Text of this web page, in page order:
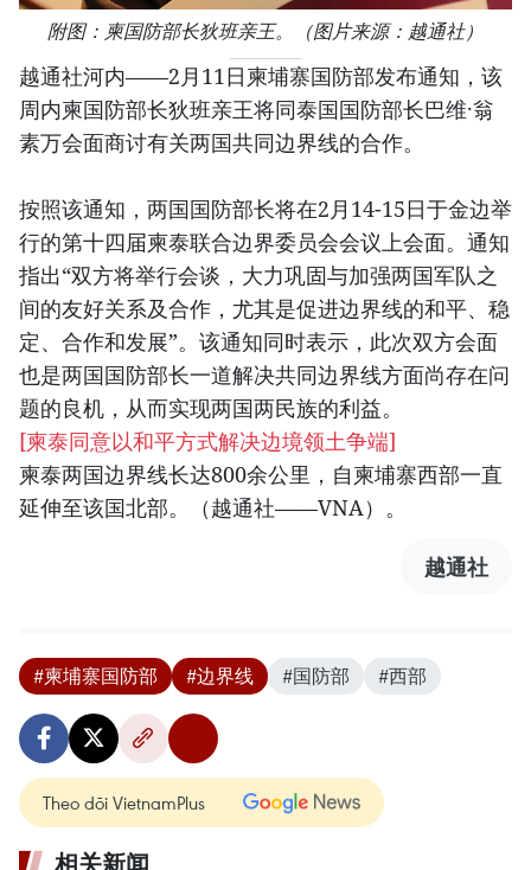
附图：柬国防部长狄班亲王。（图片来源：越通社）
越通社河内——2月11日柬埔寨国防部发布通知，该
周内柬国防部长狄班亲王将同泰国国防部长巴维·翁
素万会面商讨有关两国共同边界线的合作。
按照该通知，两国国防部长将在2月14-15日于金边举
行的第十四届柬泰联合边界委员会会议上会面。通知
指出“双方将举行会谈，大力巩固与加强两国军队之
间的友好关系及合作，尤其是促进边界线的和平、稳
定、合作和发展”。该通知同时表示，此次双方会面
也是两国国防部长一道解决共同边界线方面尚存在问
题的良机，从而实现两国两民族的利益。
[柬泰同意以和平方式解决边境领土争端]
柬泰两国边界线长达800余公里，自柬埔寨西部一直
延伸至该国北部。（越通社——VNA）。
越通社
#柬埔寨国防部 #边界线 #国防部 #西部
Theo dõi VietnamPlus
相关新闻